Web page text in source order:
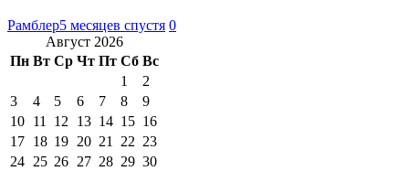
Рамблер5 месяцев спустя 0
Август 2026
Пн Вт Ср Чт Пт Сб Вс
1
2
3
4 5 6 7 8
9
10 11 12 13 14 15 16
17 18 19 20 21 22 23
24 25 26 27 28 29 30